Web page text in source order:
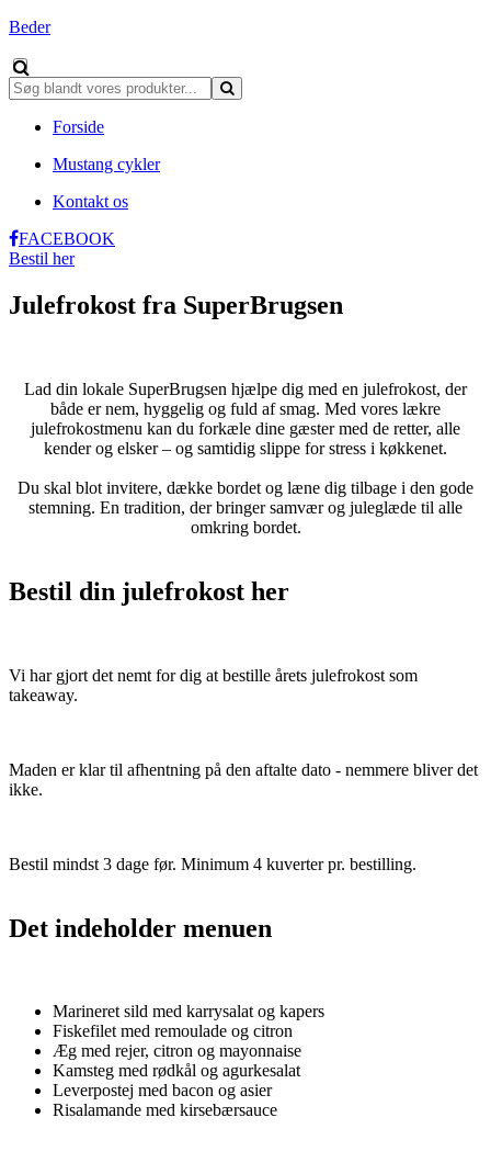
Beder
Forside
Mustang cykler
Kontakt os
FACEBOOK
Bestil her
Julefrokost fra SuperBrugsen
Lad din lokale SuperBrugsen hjælpe dig med en julefrokost, der
både er nem, hyggelig og fuld af smag. Med vores lækre
julefrokostmenu kan du forkæle dine gæster med de retter, alle
kender og elsker – og samtidig slippe for stress i køkkenet.
Du skal blot invitere, dække bordet og læne dig tilbage i den gode
stemning. En tradition, der bringer samvær og juleglæde til alle
omkring bordet.
Bestil din julefrokost her
Vi har gjort det nemt for dig at bestille årets julefrokost som
takeaway.
Maden er klar til afhentning på den aftalte dato - nemmere bliver det
ikke.
Bestil mindst 3 dage før. Minimum 4 kuverter pr. bestilling.
Det indeholder menuen
Marineret sild med karrysalat og kapers
Fiskefilet med remoulade og citron
Æg med rejer, citron og mayonnaise
Kamsteg med rødkål og agurkesalat
Leverpostej med bacon og asier
Risalamande med kirsebærsauce